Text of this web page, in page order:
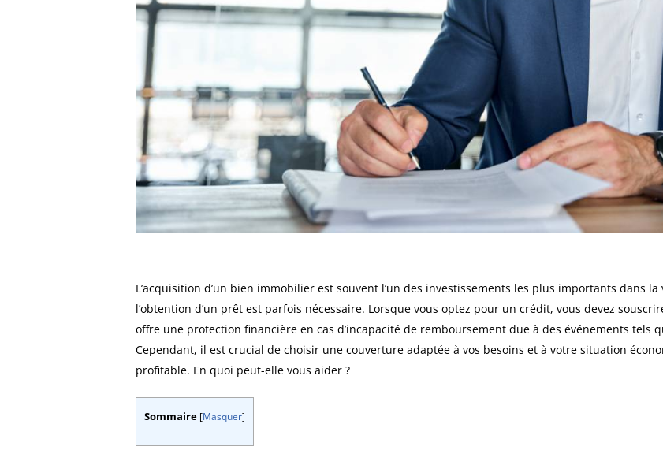
L’acquisition d’un bien immobilier est souvent l’un des investissements les plus importants dans la
l’obtention d’un prêt est parfois nécessaire. Lorsque vous optez pour un crédit, vous devez
offre une protection financière en cas d’incapacité de remboursement due à des événements tels
Cependant, il est crucial de choisir une couverture adaptée à vos besoins et à votre situation
profitable. En quoi peut-elle vous aider ?
Sommaire [Masquer]